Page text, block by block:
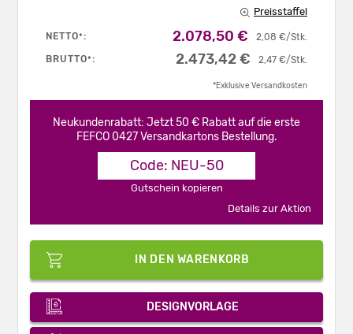
Preisstaffel
NETTO*: 2,08 €/Stk.
2.078,50 €
BRUTTO*: 2,47 €/Stk.
2.473,42 €
*Exklusive Versandkosten
Neukundenrabatt: Jetzt 50 € Rabatt auf die erste
FEFCO 0427 Versandkartons Bestellung.
Code: NEU-50
Gutschein kopieren
Details zur Aktion
IN DEN WARENKORB
DESIGNVORLAGE